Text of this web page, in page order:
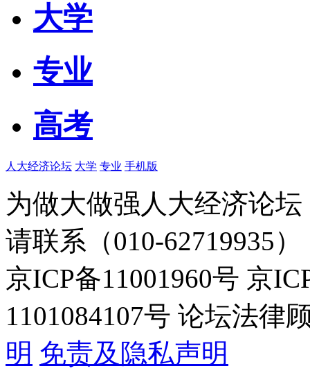
大学
专业
高考
人大经济论坛 大学 专业 手机版
为做大做强人大经济论
请联系（010-62719935）
京ICP备11001960号 京
1101084107号 论坛法律
明 免责及隐私声明